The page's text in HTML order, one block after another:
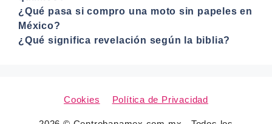
¿Qué pasa si compro una moto sin papeles en
México?
¿Qué significa revelación según la biblia?
Cookies Política de Privacidad